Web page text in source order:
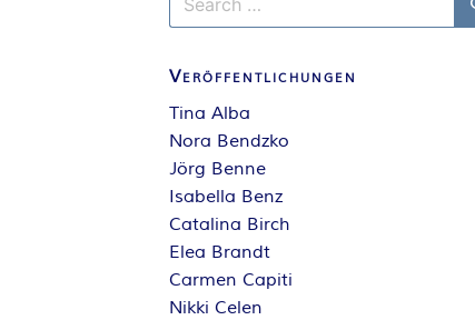
for:
Veröffentlichungen
Tina Alba
Nora Bendzko
Jörg Benne
Isabella Benz
Catalina Birch
Elea Brandt
Carmen Capiti
Nikki Celen